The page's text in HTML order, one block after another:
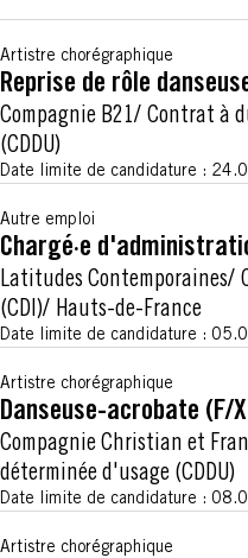
Artistre chorégraphique
Reprise de rôle
Compagnie B21
Contrat à
(CDDU)
Date limite de candidature :
Autre emploi
Chargé·e
Latitudes Contemporaines
(CDI) Hauts-de-France
Date limite de candidature :
Artistre chorégraphique
Danseuse-acrobate (F/
Compagnie Christian et
déterminée d'usage (CDDU)
Date limite de candidature :
Artistre chorégraphique